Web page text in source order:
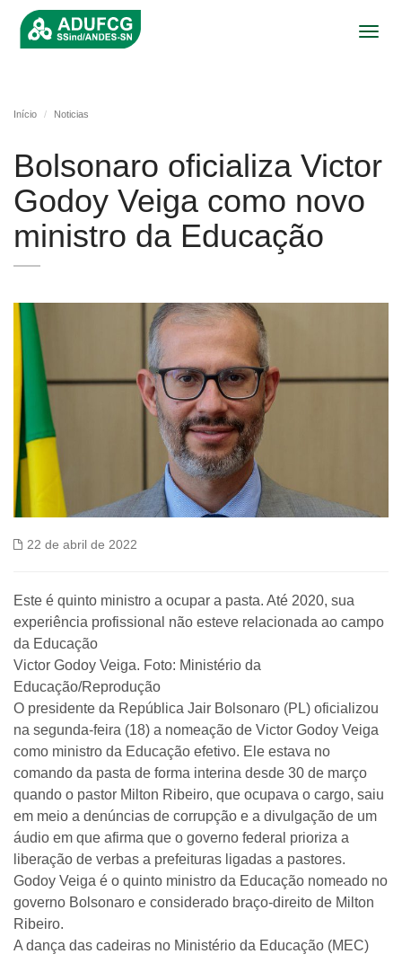
Início Noticias
Bolsonaro oficializa Victor
Godoy Veiga como novo
ministro da Educação
22 de abril de 2022
Este é quinto ministro a ocupar a pasta. Até 2020, sua
experiência profissional não esteve relacionada ao campo
da Educação
Victor Godoy Veiga. Foto: Ministério da
Educação/Reprodução
O presidente da República Jair Bolsonaro (PL) oficializou
na segunda-feira (18) a nomeação de Victor Godoy Veiga
como ministro da Educação efetivo. Ele estava no
comando da pasta de forma interina desde 30 de março
quando o pastor Milton Ribeiro, que ocupava o cargo, saiu
em meio a denúncias de corrupção e a divulgação de um
áudio em que afirma que o governo federal prioriza a
liberação de verbas a prefeituras ligadas a pastores.
Godoy Veiga é o quinto ministro da Educação nomeado no
governo Bolsonaro e considerado braço-direito de Milton
Ribeiro.
A dança das cadeiras no Ministério da Educação (MEC)